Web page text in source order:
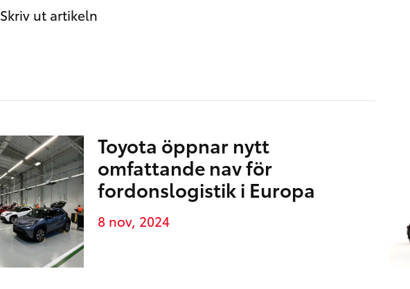
Skriv ut artikeln
Toyota öppnar nytt
omfattande nav för
fordonslogistik i Europa
8 nov, 2024